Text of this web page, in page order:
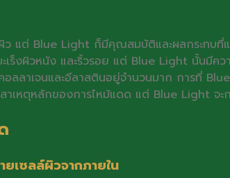
แต่ Blue Light ก็มีคุณสมบัติและผลกระทบ
ร็งผิวหนัง และริ้วรอย แต่ Blue Light นั้นมีค
อลลาเจนและอีลาสตินอยู่จำนวนมาก การที่
เหตุหลักของการไหม้แดด แต่ Blue Light จะ
เซลล์ผิวจากภายใน